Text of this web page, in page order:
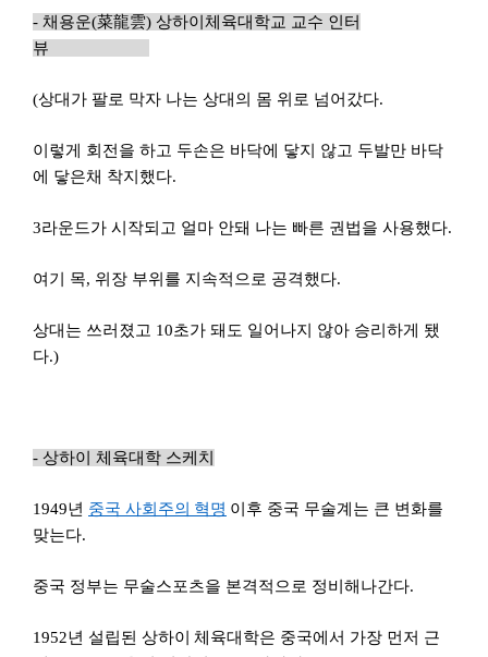
- 채용운(菜龍雲) 상하이체육대학교 교수 인터
뷰
(상대가 팔로 막자 나는 상대의 몸 위로 넘어갔다.
이렇게 회전을 하고 두손은 바닥에 닿지 않고 두발만 바닥
에 닿은채 착지했다.
3라운드가 시작되고 얼마 안돼 나는 빠른 권법을 사용했다.
여기 목, 위장 부위를 지속적으로 공격했다.
상대는 쓰러졌고 10초가 돼도 일어나지 않아 승리하게 됐
다.)
- 상하이 체육대학 스케치
1949년 중국 사회주의 혁명 이후 중국 무술계는 큰 변화를
맞는다.
중국 정부는 무술스포츠을 본격적으로 정비해나간다.
1952년 설립된 상하이
체육대학은 중국에서 가장 먼저 근